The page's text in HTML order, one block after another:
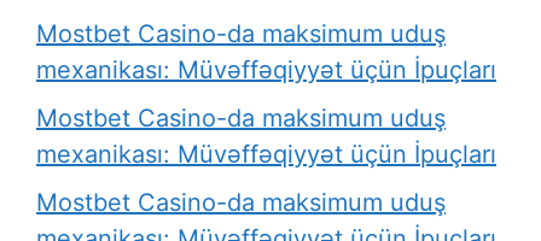
Mostbet Casino-da maksimum uduş
mexanikası: Müvəffəqiyyət üçün İpuçları
Mostbet Casino-da maksimum uduş
mexanikası: Müvəffəqiyyət üçün İpuçları
Mostbet Casino-da maksimum uduş